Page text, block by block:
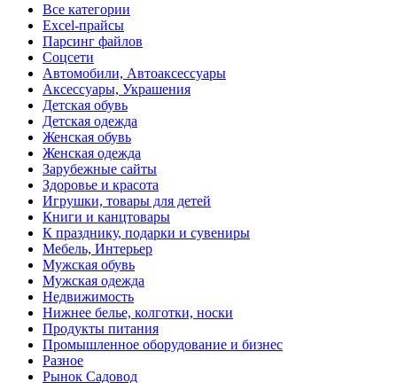
Все категории
Excel-прайсы
Парсинг файлов
Соцсети
Автомобили, Автоаксессуары
Аксессуары, Украшения
Детская обувь
Детская одежда
Женская обувь
Женская одежда
Зарубежные сайты
Здоровье и красота
Игрушки, товары для детей
Книги и канцтовары
К празднику, подарки и сувениры
Мебель, Интерьер
Мужская обувь
Мужская одежда
Недвижимость
Нижнее белье, колготки, носки
Продукты питания
Промышленное оборудование и бизнес
Разное
Рынок Садовод